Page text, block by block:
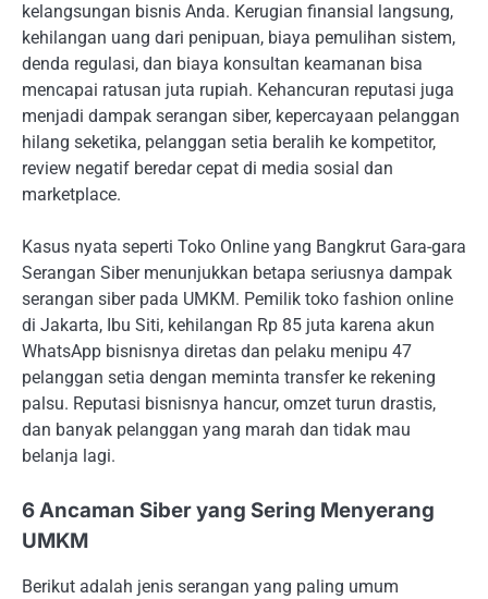
kelangsungan bisnis Anda. Kerugian finansial langsung,
kehilangan uang dari penipuan, biaya pemulihan sistem,
denda regulasi, dan biaya konsultan keamanan bisa
mencapai ratusan juta rupiah. Kehancuran reputasi juga
menjadi dampak serangan siber, kepercayaan pelanggan
hilang seketika, pelanggan setia beralih ke kompetitor,
review negatif beredar cepat di media sosial dan
marketplace.
Kasus nyata seperti Toko Online yang Bangkrut Gara-gara
Serangan Siber menunjukkan betapa seriusnya dampak
serangan siber pada UMKM. Pemilik toko fashion online
di Jakarta, Ibu Siti, kehilangan Rp 85 juta karena akun
WhatsApp bisnisnya diretas dan pelaku menipu 47
pelanggan setia dengan meminta transfer ke rekening
palsu. Reputasi bisnisnya hancur, omzet turun drastis,
dan banyak pelanggan yang marah dan tidak mau
belanja lagi.
6 Ancaman Siber yang Sering Menyerang
UMKM
Berikut adalah jenis serangan yang paling umum